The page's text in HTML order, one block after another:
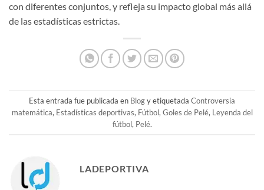
con diferentes conjuntos, y refleja su impacto global más allá
de las estadísticas estrictas.
Esta entrada fue publicada en Blogy etiquetada Controversia
matemática, Estadísticas deportivas, Fútbol, Goles de Pelé, Leyenda del
fútbol, Pelé.
LADEPORTIVA